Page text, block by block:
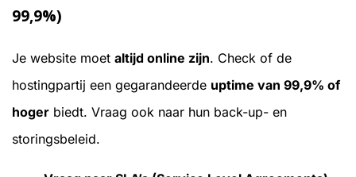
99,9%)
Je website moet altijd online zijn. Check of de
hostingpartij een gegarandeerde uptime van 99,9% of
hoger biedt. Vraag ook naar hun back-up- en
storingsbeleid.